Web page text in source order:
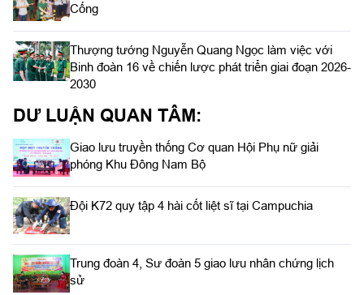
Cống
Thượng tướng Nguyễn Quang Ngọc làm việc với
Binh đoàn 16 về chiến lược phát triển giai đoạn 2026-
2030
DƯ LUẬN QUAN TÂM:
Giao lưu truyền thống Cơ quan Hội Phụ nữ giải
phóng Khu Đông Nam Bộ
Đội K72 quy tập 4 hài cốt liệt sĩ tại Campuchia
Trung đoàn 4, Sư đoàn 5 giao lưu nhân chứng lịch
sử